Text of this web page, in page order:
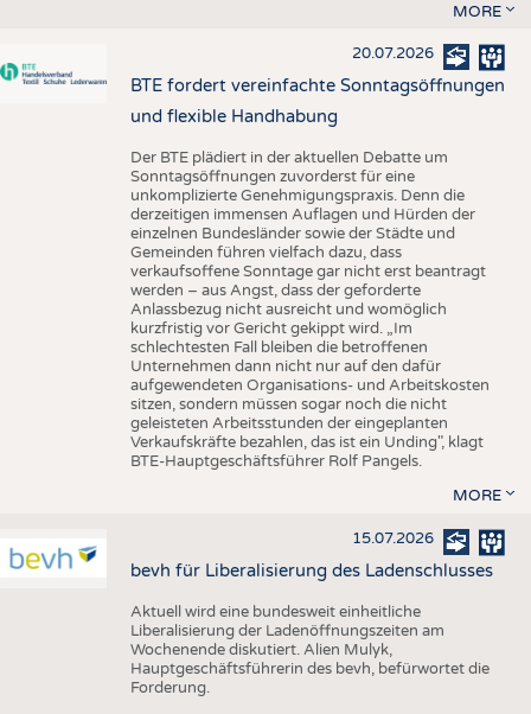
MORE
20.07.2026
BTE fordert vereinfachte Sonntagsöffnungen
und flexible Handhabung
Der BTE plädiert in der aktuellen Debatte um
Sonntagsöffnungen zuvorderst für eine
unkomplizierte Genehmigungspraxis. Denn die
derzeitigen immensen Auflagen und Hürden der
einzelnen Bundesländer sowie der Städte und
Gemeinden führen vielfach dazu, dass
verkaufsoffene Sonntage gar nicht erst beantragt
werden – aus Angst, dass der geforderte
Anlassbezug nicht ausreicht und womöglich
kurzfristig vor Gericht gekippt wird. „Im
schlechtesten Fall bleiben die betroffenen
Unternehmen dann nicht nur auf den dafür
aufgewendeten Organisations- und Arbeitskosten
sitzen, sondern müssen sogar noch die nicht
geleisteten Arbeitsstunden der eingeplanten
Verkaufskräfte bezahlen, das ist ein Unding", klagt
BTE-Hauptgeschäftsführer Rolf Pangels.
MORE
15.07.2026
bevh für Liberalisierung des Ladenschlusses
Aktuell wird eine bundesweit einheitliche
Liberalisierung der Ladenöffnungszeiten am
Wochenende diskutiert. Alien Mulyk,
Hauptgeschäftsführerin des bevh, befürwortet die
Forderung.